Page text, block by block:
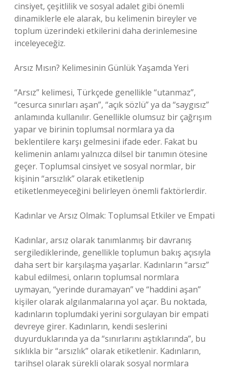
cinsiyet, çeşitlilik ve sosyal adalet gibi önemli
dinamiklerle ele alarak, bu kelimenin bireyler ve
toplum üzerindeki etkilerini daha derinlemesine
inceleyeceğiz.
Arsız Mısın? Kelimesinin Günlük Yaşamda Yeri
“Arsız” kelimesi, Türkçede genellikle “utanmaz”,
“cesurca sınırları aşan”, “açık sözlü” ya da “saygısız”
anlamında kullanılır. Genellikle olumsuz bir çağrışım
yapar ve birinin toplumsal normlara ya da
beklentilere karşı gelmesini ifade eder. Fakat bu
kelimenin anlamı yalnızca dilsel bir tanımın ötesine
geçer. Toplumsal cinsiyet ve sosyal normlar, bir
kişinin “arsızlık” olarak etiketlenip
etiketlenmeyeceğini belirleyen önemli faktörlerdir.
Kadınlar ve Arsız Olmak: Toplumsal Etkiler ve Empati
Kadınlar, arsız olarak tanımlanmış bir davranış
sergilediklerinde, genellikle toplumun bakış açısıyla
daha sert bir karşılaşma yaşarlar. Kadınların “arsız”
kabul edilmesi, onların toplumsal normlara
uymayan, “yerinde duramayan” ve “haddini aşan”
kişiler olarak algılanmalarına yol açar. Bu noktada,
kadınların toplumdaki yerini sorgulayan bir empati
devreye girer. Kadınların, kendi seslerini
duyurduklarında ya da “sınırlarını aştıklarında”, bu
sıklıkla bir “arsızlık” olarak etiketlenir. Kadınların,
tarihsel olarak sürekli olarak sosyal normlara